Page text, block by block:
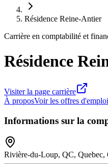
Résidence Reine-Antier
Carrière en comptabilité et
Résidence
Visiter la page carrière
À proposVoir les offres d'emploi
Informations sur la
Rivière-du-Loup, QC, Quebec,